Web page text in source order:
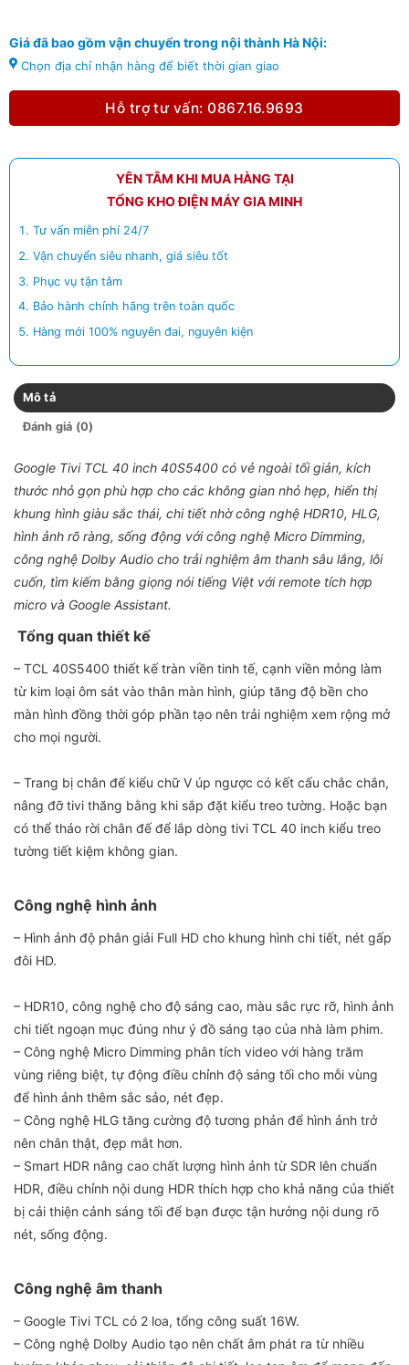
Giá đã bao gồm vận chuyển trong nội thành Hà Nội:
Chọn địa chỉ nhận hàng để biết thời gian giao
Hỗ trợ tư vấn: 0867.16.9693
YÊN TÂM KHI MUA HÀNG TẠI
TỔNG KHO ĐIỆN MÁY GIA MINH
Tư vấn miễn phí 24/7
Vận chuyển siêu nhanh, giá siêu tốt
Phục vụ tận tâm
Bảo hành chính hãng trên toàn quốc
Hàng mới 100% nguyên đai, nguyên kiện
Mô tả
Đánh giá (0)
Google Tivi TCL 40 inch 40S5400 có vẻ ngoài tối giản, kích
thước nhỏ gọn phù hợp cho các không gian nhỏ hẹp, hiển thị
khung hình giàu sắc thái, chi tiết nhờ công nghệ HDR10, HLG,
hình ảnh rõ ràng, sống động với công nghệ Micro Dimming,
công nghệ Dolby Audio cho trải nghiệm âm thanh sâu lắng, lôi
cuốn, tìm kiếm bằng giọng nói tiếng Việt với remote tích hợp
micro và Google Assistant.
Tổng quan thiết kế
– TCL 40S5400 thiết kế tràn viền tinh tế, cạnh viền mỏng làm
từ kim loại ôm sát vào thân màn hình, giúp tăng độ bền cho
màn hình đồng thời góp phần tạo nên trải nghiệm xem rộng mở
cho mọi người.
– Trang bị chân đế kiểu chữ V úp ngược có kết cấu chắc chắn,
nâng đỡ tivi thăng bằng khi sắp đặt kiểu treo tường. Hoặc bạn
có thể tháo rời chân đế để lắp dòng tivi TCL 40 inch kiểu treo
tường tiết kiệm không gian.
Công nghệ hình ảnh
– Hình ảnh độ phân giải Full HD cho khung hình chi tiết, nét gấp
đôi HD.
– HDR10, công nghệ cho độ sáng cao, màu sắc rực rỡ, hình ảnh
chi tiết ngoạn mục đúng như ý đồ sáng tạo của nhà làm phim.
– Công nghệ Micro Dimming phân tích video với hàng trăm
vùng riêng biệt, tự động điều chỉnh độ sáng tối cho mỗi vùng
để hình ảnh thêm sắc sảo, nét đẹp.
– Công nghệ HLG tăng cường độ tương phản để hình ảnh trở
nên chân thật, đẹp mắt hơn.
– Smart HDR nâng cao chất lượng hình ảnh từ SDR lên chuẩn
HDR, điều chỉnh nội dung HDR thích hợp cho khả năng của thiết
bị cải thiện cảnh sáng tối để bạn được tận hưởng nội dung rõ
nét, sống động.
Công nghệ âm thanh
– Google Tivi TCL có 2 loa, tổng công suất 16W.
– Công nghệ Dolby Audio tạo nên chất âm phát ra từ nhiều